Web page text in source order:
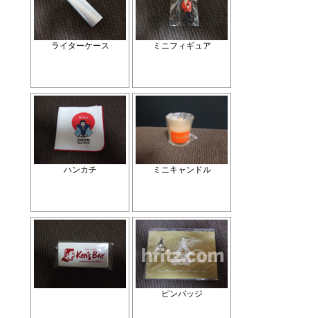
ライターケース ミニフィギュア
ハンカチ ミニキャンドル
ピンバッジ